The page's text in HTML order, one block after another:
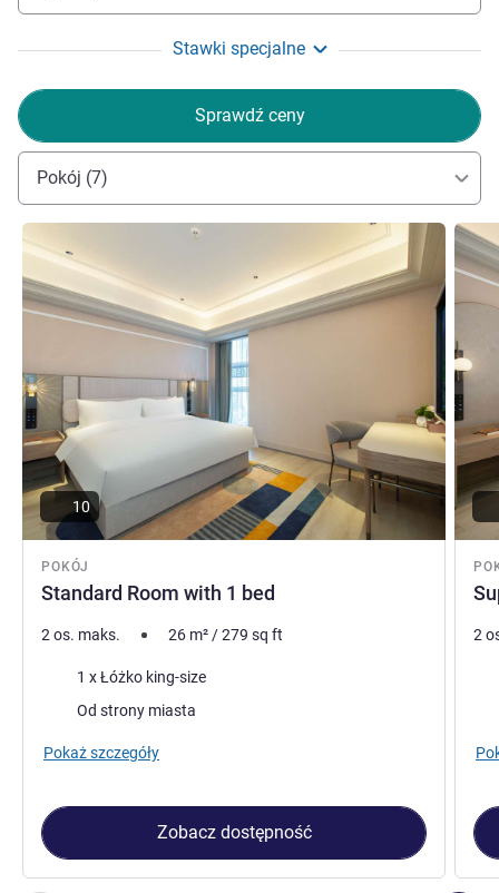
Stawki specjalne
Sprawdź ceny
Pokój (7)
POKÓJ
Standard Room with 1 bed
Pokaż szczegóły
10
2 os. maks. 26 m²/279 sq ft
Pościel1 x Łóżko king-size
Widoki:Od strony miasta
Pokaż szczegóły
Zobacz dostępność
Pokaż
2